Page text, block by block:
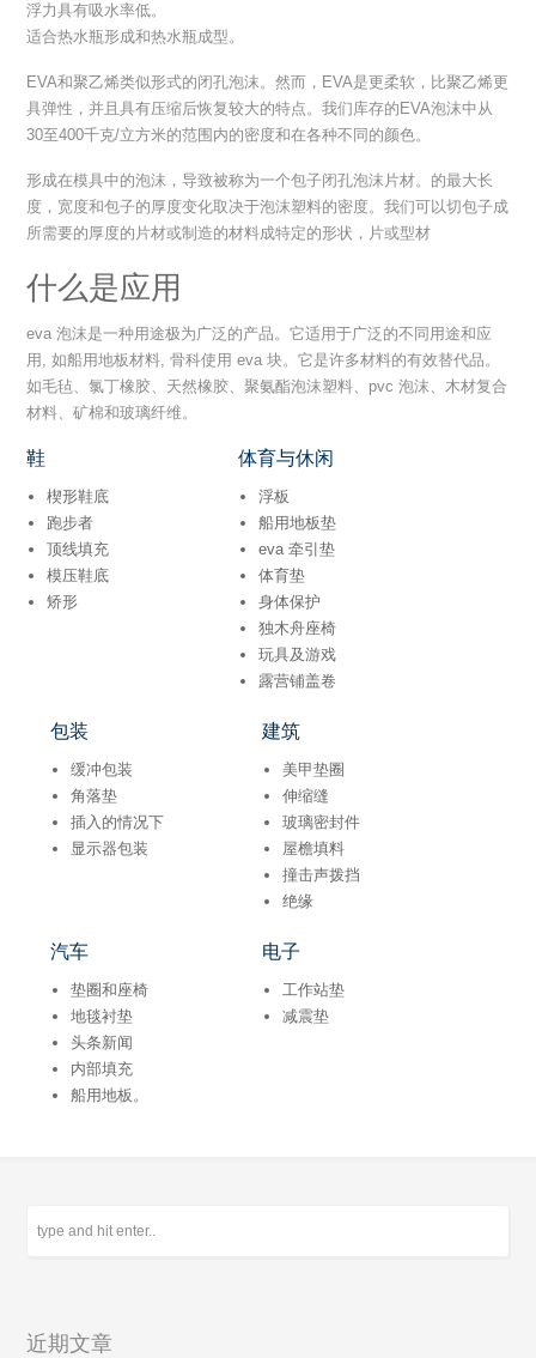
浮力具有吸水率低。
适合热水瓶形成和热水瓶成型。
EVA和聚乙烯类​​似形式的闭孔泡沫。然而，EVA是更柔软，比聚乙烯更
具弹性，并且具有压缩后恢复较大的特点。我们库存的EVA泡沫中从
30至400千克/立方米的范围内的密度和在各种不同的颜色。
形成在模具中的泡沫，导致被称为一个包子闭孔泡沫片材。的最大长
度，宽度和包子的厚度变化取决于泡沫塑料的密度。我们可以切包子成
所需要的厚度的片材或制造的材料成特定的形状，片或型材
什么是应用
eva 泡沫是一种用途极为广泛的产品。它适用于广泛的不同用途和应
用, 如船用地板材料, 骨科使用 eva 块。它是许多材料的有效替代品。
如毛毡、氯丁橡胶、天然橡胶、聚氨酯泡沫塑料、pvc 泡沫、木材复合
材料、矿棉和玻璃纤维。
鞋
楔形鞋底
跑步者
顶线填充
模压鞋底
矫形
体育与休闲
浮板
船用地板垫
eva 牵引垫
体育垫
身体保护
独木舟座椅
玩具及游​​戏
露营铺盖卷
包装
缓冲包装
角落垫
插入的情况下
显示器包装
建筑
美甲垫圈
伸缩缝
玻璃密封件
屋檐填料
撞击声拨挡
绝缘
汽车
垫圈和座椅
地毯衬垫
头条新闻
内部填充
船用地板。
电子
工作站垫
减震垫
近期文章